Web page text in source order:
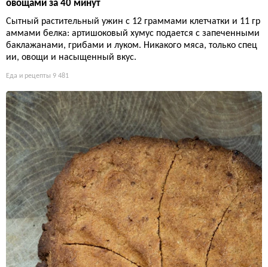
овощами за 40 минут
Сытный растительный ужин с 12 граммами клетчатки и 11 гр
аммами белка: артишоковый хумус подается с запеченными
баклажанами, грибами и луком. Никакого мяса, только спец
ии, овощи и насыщенный вкус.
Еда и рецепты 9 481